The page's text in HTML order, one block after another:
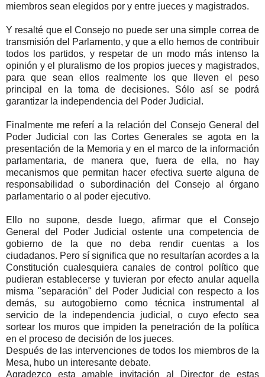
miembros sean elegidos por y entre jueces y magistrados.
Y resalté que el Consejo no puede ser una simple correa de
transmisión del Parlamento, y que a ello hemos de contribuir
todos los partidos, y respetar de un modo más intenso la
opinión y el pluralismo de los propios jueces y magistrados,
para que sean ellos realmente los que lleven el peso
principal en la toma de decisiones. Sólo así se podrá
garantizar la independencia del Poder Judicial.
Finalmente me referí a la relación del Consejo General del
Poder Judicial con las Cortes Generales se agota en la
presentación de la Memoria y en el marco de la información
parlamentaria, de manera que, fuera de ella, no hay
mecanismos que permitan hacer efectiva suerte alguna de
responsabilidad o subordinación del Consejo al órgano
parlamentario o al poder ejecutivo.
Ello no supone, desde luego, afirmar que el Consejo
General del Poder Judicial ostente una competencia de
gobierno de la que no deba rendir cuentas a los
ciudadanos. Pero sí significa que no resultarían acordes a la
Constitución cualesquiera canales de control político que
pudieran establecerse y tuvieran por efecto anular aquella
misma "separación" del Poder Judicial con respecto a los
demás, su autogobierno como técnica instrumental al
servicio de la independencia judicial, o cuyo efecto sea
sortear los muros que impiden la penetración de la política
en el proceso de decisión de los jueces.
Después de las intervenciones de todos los miembros de la
Mesa, hubo un interesante debate.
Agradezco esta amable invitación al Director de estas